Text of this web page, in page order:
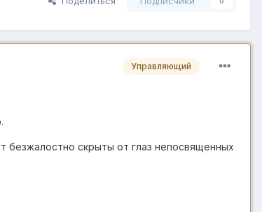
Управляющий
скрыты от глаз непосвященных